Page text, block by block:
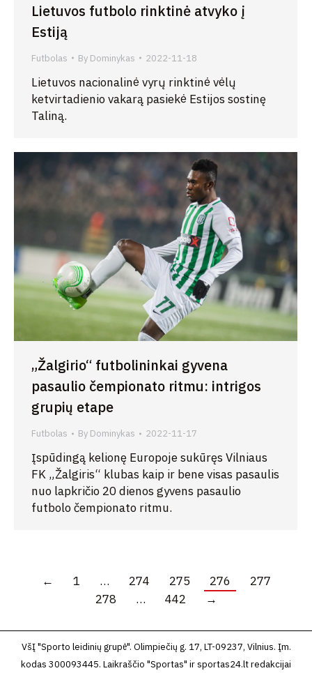
Lietuvos futbolo rinktinė atvyko į
Estiją
Futbolas By Dominykas 2022-11-18
Lietuvos nacionalinė vyrų rinktinė vėlų
ketvirtadienio vakarą pasiekė Estijos sostinę
Taliną.
„Žalgirio“ futbolininkai gyvena
pasaulio čempionato ritmu: intrigos
grupių etape
Futbolas By Dominykas 2022-11-17
Įspūdingą kelionę Europoje sukūręs Vilniaus
FK „Žalgiris“ klubas kaip ir bene visas pasaulis
nuo lapkričio 20 dienos gyvens pasaulio
futbolo čempionato ritmu.
← 1 … 274 275 276
277
278
… 442 →
VšĮ "Sporto leidinių grupė". Olimpiečių g. 17, LT-09237, Vilnius. Įm.
kodas 300093445. Laikraščio "Sportas" ir sportas24.lt redakcijai